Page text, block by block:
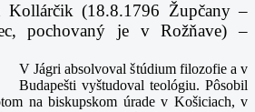
Kollárčik (18.8.1796 Župčany –
pochovaný je v Rožňave) –
V Jágri absolvoval štúdium filozofie a v
Budapešti vyštudoval teológiu. Pôsobil
na biskupskom úrade v Košiciach, v